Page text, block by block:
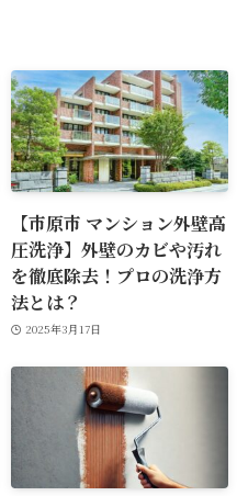
【市原市 マンション外壁高
圧洗浄】外壁のカビや汚れ
を徹底除去！プロの洗浄方
法とは？
2025年3月17日